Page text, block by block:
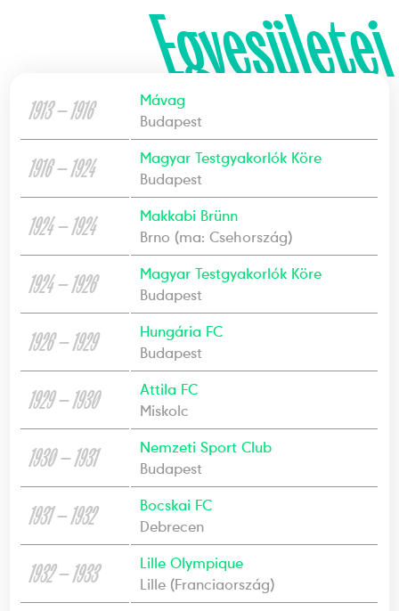
Egyesületei
1913 — 1916
Mávag
Budapest
1916 — 1924
Magyar Testgyakorlók Köre
Budapest
1924 — 1924
Makkabi Brünn
Brno (ma: Csehország)
1924 — 1926
Magyar Testgyakorlók Köre
Budapest
1926 — 1929
Hungária FC
Budapest
1929 — 1930
Attila FC
Miskolc
1930 — 1931
Nemzeti Sport Club
Budapest
1931 — 1932
Bocskai FC
Debrecen
1932 — 1933
Lille Olympique
Lille (Franciaország)